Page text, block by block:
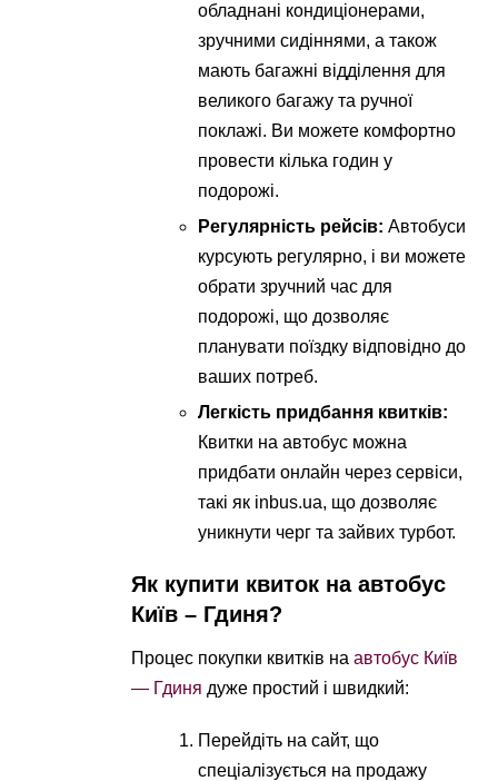
обладнані кондиціонерами,
зручними сидіннями, а також
мають багажні відділення для
великого багажу та ручної
поклажі. Ви можете комфортно
провести кілька годин у
подорожі.
Регулярність рейсів: Автобуси
курсують регулярно, і ви можете
обрати зручний час для
подорожі, що дозволяє
планувати поїздку відповідно до
ваших потреб.
Легкість придбання квитків:
Квитки на автобус можна
придбати онлайн через сервіси,
такі як inbus.ua, що дозволяє
уникнути черг та зайвих турбот.
Як купити квиток на автобус
Київ – Гдиня?
Процес покупки квитків наавтобус Київ
— Гдиня дуже простий і швидкий:
Перейдіть на сайт, що
спеціалізується на продажу